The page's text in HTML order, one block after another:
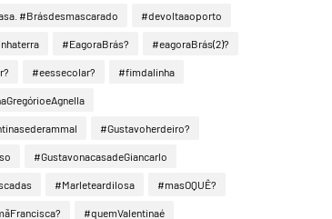
#Brásdesmascarado #devoltaaoporto
#EagoraBrás? #eagoraBrás(2)?
#eessecolar? #fimdalinha
#Gustavoherdeiro?
#GustavonacasadeGiancarlo
#Marleteardilosa #masOQUÊ?
#quemValentinaé